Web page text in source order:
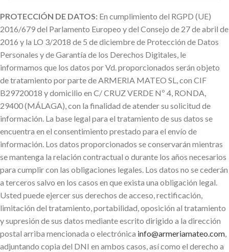
PROTECCIÓN DE DATOS: En cumplimiento del RGPD (UE)
2016/679 del Parlamento Europeo y del Consejo de 27 de abril de
2016 y la LO 3/2018 de 5 de diciembre de Protección de Datos
Personales y de Garantía de los Derechos Digitales, le
informamos que los datos por Vd. proporcionados serán objeto
de tratamiento por parte de ARMERIA MATEO SL, con CIF
B29720018 y domicilio en C/ CRUZ VERDE Nº 4, RONDA,
29400 (MÁLAGA), con la finalidad de atender su solicitud de
información. La base legal para el tratamiento de sus datos se
encuentra en el consentimiento prestado para el envío de
información. Los datos proporcionados se conservarán mientras
se mantenga la relación contractual o durante los años necesarios
para cumplir con las obligaciones legales. Los datos no se cederán
a terceros salvo en los casos en que exista una obligación legal.
Usted puede ejercer sus derechos de acceso, rectificación,
limitación del tratamiento, portabilidad, oposición al tratamiento
y supresión de sus datos mediante escrito dirigido a la dirección
postal arriba mencionada o electrónica info@armeriamateo.com,
adjuntando copia del DNI en ambos casos, así como el derecho a